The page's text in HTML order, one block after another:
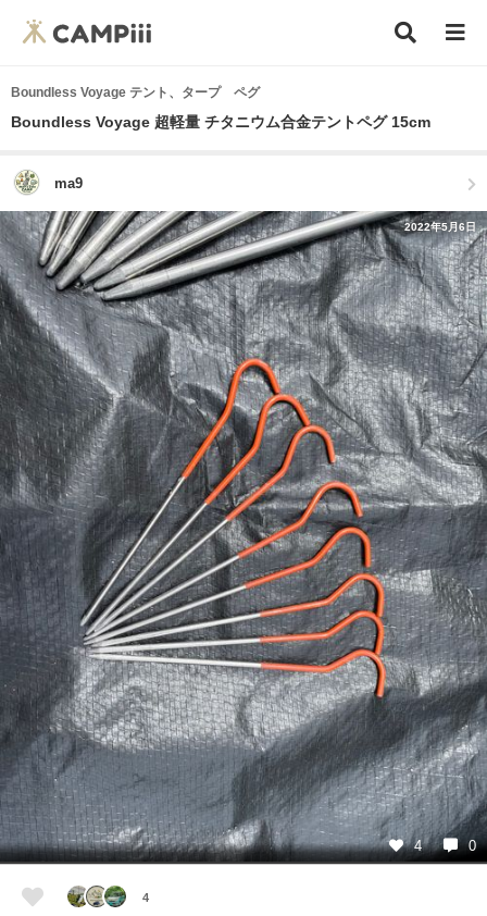
Boundless Voyage テント、タープ ペグ
Boundless Voyage 超軽量 チタニウム合金テントペグ 15cm
ma9
2022年5月6日
4 0
4